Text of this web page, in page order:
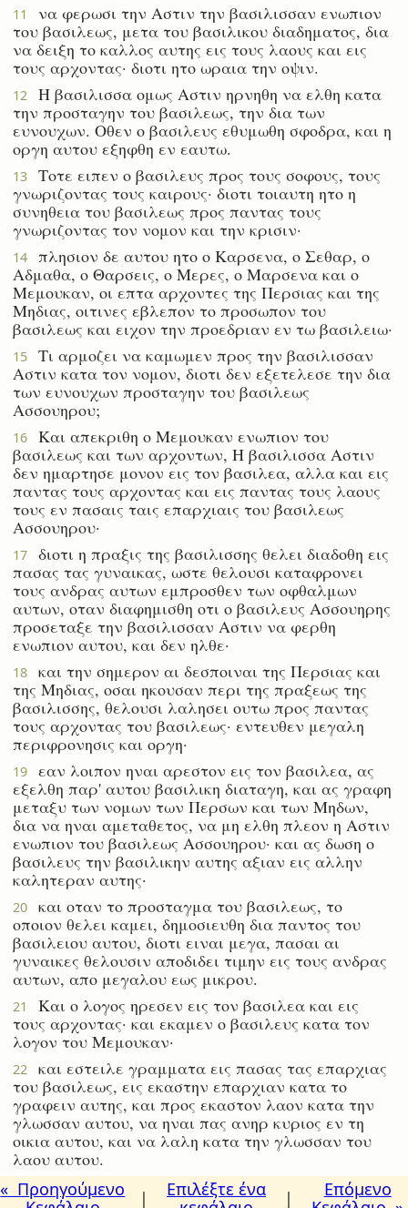
11
να φερωσι την Αστιν την βασιλισσαν ενωπιον
του βασιλεως, μετα του βασιλικου διαδηματος, δια
να δειξη το καλλος αυτης εις τους λαους και εις
τους αρχοντας· διοτι ητο ωραια την οψιν.
12
Η βασιλισσα ομως Αστιν ηρνηθη να ελθη κατα
την προσταγην του βασιλεως, την δια των
ευνουχων. Οθεν ο βασιλευς εθυμωθη σφοδρα, και η
οργη αυτου εξηφθη εν εαυτω.
13
Τοτε ειπεν ο βασιλευς προς τους σοφους, τους
γνωριζοντας τους καιρους· διοτι τοιαυτη ητο η
συνηθεια του βασιλεως προς παντας τους
γνωριζοντας τον νομον και την κρισιν·
14
πλησιον δε αυτου ητο ο Καρσενα, ο Σεθαρ, ο
Αδμαθα, ο Θαρσεις, ο Μερες, ο Μαρσενα και ο
Μεμουκαν, οι επτα αρχοντες της Περσιας και της
Μηδιας, οιτινες εβλεπον το προσωπον του
βασιλεως και ειχον την προεδριαν εν τω βασιλειω·
15
Τι αρμοζει να καμωμεν προς την βασιλισσαν
Αστιν κατα τον νομον, διοτι δεν εξετελεσε την δια
των ευνουχων προσταγην του βασιλεως
Ασσουηρου;
16
Και απεκριθη ο Μεμουκαν ενωπιον του
βασιλεως και των αρχοντων, Η βασιλισσα Αστιν
δεν ημαρτησε μονον εις τον βασιλεα, αλλα και εις
παντας τους αρχοντας και εις παντας τους λαους
τους εν πασαις ταις επαρχιαις του βασιλεως
Ασσουηρου·
17
διοτι η πραξις της βασιλισσης θελει διαδοθη εις
πασας τας γυναικας, ωστε θελουσι καταφρονει
τους ανδρας αυτων εμπροσθεν των οφθαλμων
αυτων, οταν διαφημισθη οτι ο βασιλευς Ασσουηρης
προσεταξε την βασιλισσαν Αστιν να φερθη
ενωπιον αυτου, και δεν ηλθε·
18
και την σημερον αι δεσποιναι της Περσιας και
της Μηδιας, οσαι ηκουσαν περι της πραξεως της
βασιλισσης, θελουσι λαλησει ουτω προς παντας
τους αρχοντας του βασιλεως· εντευθεν μεγαλη
περιφρονησις και οργη·
19
εαν λοιπον ηναι αρεστον εις τον βασιλεα, ας
εξελθη παρ' αυτου βασιλικη διαταγη, και ας γραφη
μεταξυ των νομων των Περσων και των Μηδων,
δια να ηναι αμεταθετος, να μη ελθη πλεον η Αστιν
ενωπιον του βασιλεως Ασσουηρου· και ας δωση ο
βασιλευς την βασιλικην αυτης αξιαν εις αλλην
καλητεραν αυτης·
20
και οταν το προσταγμα του βασιλεως, το
οποιον θελει καμει, δημοσιευθη δια παντος του
βασιλειου αυτου, διοτι ειναι μεγα, πασαι αι
γυναικες θελουσιν αποδιδει τιμην εις τους ανδρας
αυτων, απο μεγαλου εως μικρου.
21
Και ο λογος ηρεσεν εις τον βασιλεα και εις
τους αρχοντας· και εκαμεν ο βασιλευς κατα τον
λογον του Μεμουκαν·
22
και εστειλε γραμματα εις πασας τας επαρχιας
του βασιλεως, εις εκαστην επαρχιαν κατα το
γραφειν αυτης, και προς εκαστον λαον κατα την
γλωσσαν αυτου, να ηναι πας ανηρ κυριος εν τη
οικια αυτου, και να λαλη κατα την γλωσσαν του
λαου αυτου.
« Προηγούμενο|
Επιλέξτε ένα
|
Επόμενο